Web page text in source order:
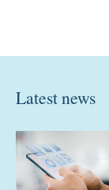
Latest news